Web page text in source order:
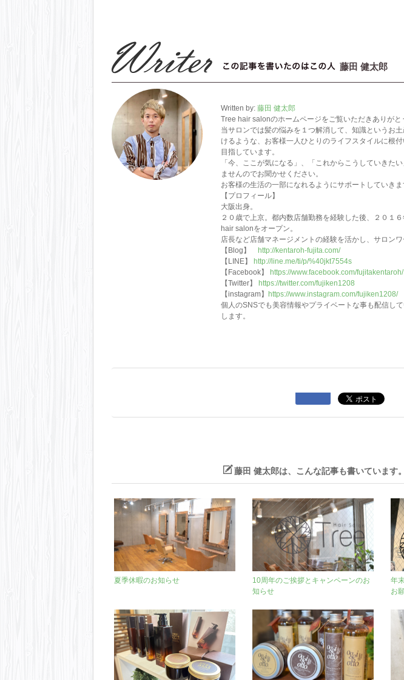
藤田 健太郎
Written by: 藤田 健太郎
Tree hair salonのホームページをご覧いただきありがと
当サロンでは髪の悩みを１つ解消して、知識というお
けるような、お客様一人ひとりのライフスタイルに根
目指しています。
「今、ここが気になる」、「これからこうしていきた
ませんのでお聞かせください。
お客様の生活の一部になれるようにサポートしていきま
【プロフィール】
大阪出身。
２０歳で上京。都内数店舗勤務を経験した後、２０１
hair salonをオープン。
店長など店舗マネージメントの経験を活かし、サロンワ
【Blog】
http://kentaroh-fujita.com/
【LINE】
http://line.me/ti/p/%40jkt7554s
【Facebook】
https://www.facebook.com/fujitakentaroh/
【Twitter】
https://twitter.com/fujiken1208
【instagram】
https://www.instagram.com/fujiken1208/
個人のSNSでも美容情報やプライベートな事も配信し
します。
藤田 健太郎は、こんな記事も書いています。
夏季休暇のお知らせ
10周年のご挨拶とキャンペーンのお
知らせ
年
お